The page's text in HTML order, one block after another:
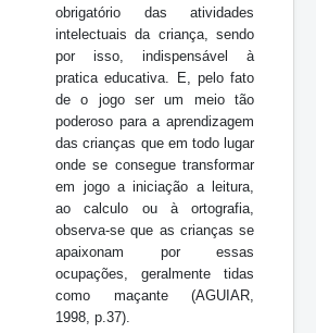
obrigatório das atividades
intelectuais da criança, sendo
por isso, indispensável à
pratica educativa. E, pelo fato
de o jogo ser um meio tão
poderoso para a aprendizagem
das crianças que em todo lugar
onde se consegue transformar
em jogo a iniciação a leitura,
ao calculo ou à ortografia,
observa-se que as crianças se
apaixonam por essas
ocupações, geralmente tidas
como maçante(AGUIAR,
1998, p.37).